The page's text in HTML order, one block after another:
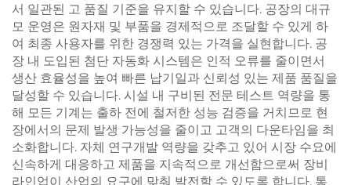
서 일관된 고 품질 기준을 유지할 수 있습니다. 공장의 대규
모 운영은 원자재 및 부품을 경제적으로 조달할 수 있게 하
여 최종 사용자를 위한 경쟁력 있는 가격을 실현합니다. 공
장 내 도입된 첨단 자동화 시스템은 인적 오류를 줄이면서
생산 효율성을 높여 빠른 납기일과 신뢰성 있는 제품 품질을
달성할 수 있습니다. 시설 내 구비된 전문 테스트 역량을 통
해 모든 기계는 출하 전에 철저한 성능 검증을 거치므로 현
장에서의 문제 발생 가능성을 줄이고 고객의 다운타임을 최
소화합니다. 자체 연구개발 역량을 갖추고 있어 시장 수요에
신속하게 대응하고 제품을 지속적으로 개선함으로써 장비
라인업이 산업의 요구에 맞춰 발전할 수 있도록 합니다. 통